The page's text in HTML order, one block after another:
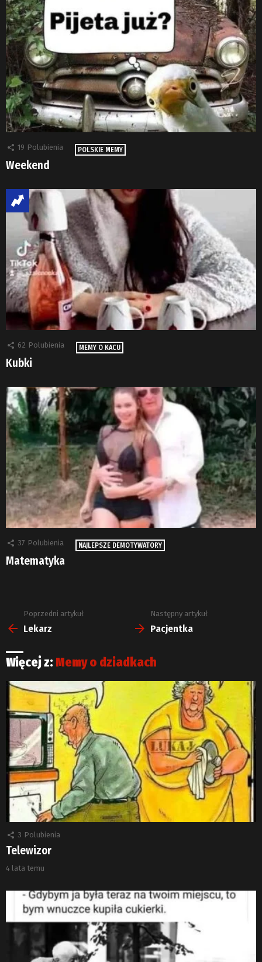
19 Polubienia POLSKIE MEMY
Weekend
62 Polubienia MEMY O KACU
Kubki
37 Polubienia NAJLEPSZE DEMOTYWATORY
Matematyka
Zobacz
więcej
Poprzedni artykuł
Lekarz
Następny artykuł
Pacjentka
Więcej z: Memy o dziadkach
3 Polubienia
Telewizor
4 lata temu